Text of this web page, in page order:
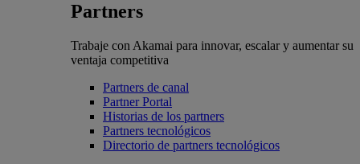
Partners
Trabaje con Akamai para innovar, escalar y aumentar su
ventaja competitiva
Partners de canal
Partner Portal
Historias de los partners
Partners tecnológicos
Directorio de partners tecnológicos